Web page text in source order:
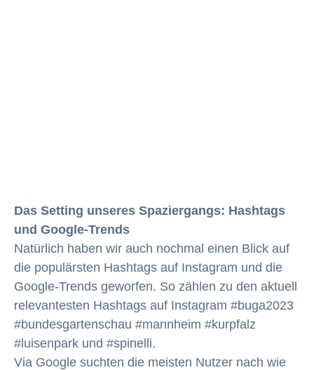
Das Setting unseres Spaziergangs: Hashtags
und Google-Trends
Natürlich haben wir auch nochmal einen Blick auf
die populärsten Hashtags auf Instagram und die
Google-Trends geworfen. So zählen zu den aktuell
relevantesten Hashtags auf Instagram #buga2023
#bundesgartenschau #mannheim #kurpfalz
#luisenpark und #spinelli.
Via Google suchten die meisten Nutzer nach wie